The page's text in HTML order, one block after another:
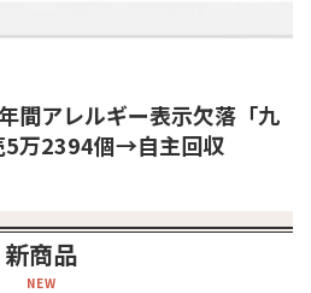
間アレルギー表示欠落「九
5万2394個→自主回収
新商品
NEW